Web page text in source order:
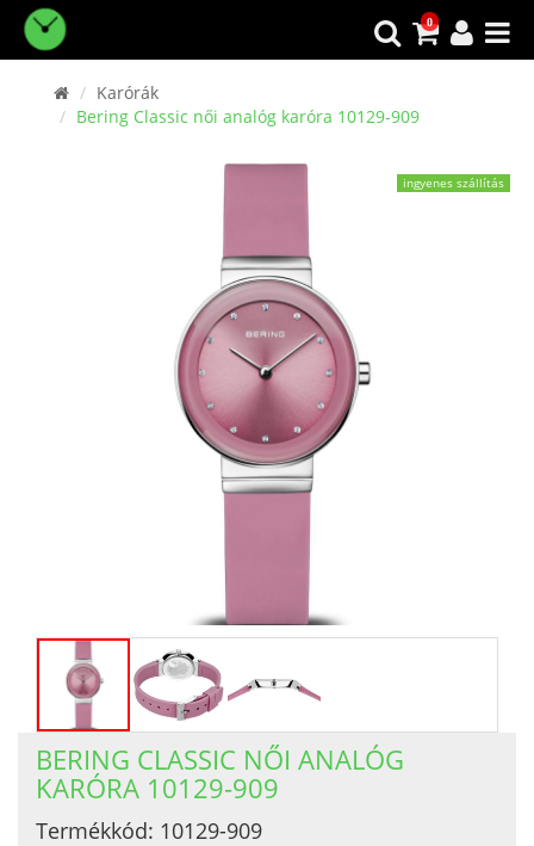
0
Karórák
Bering Classic női analóg karóra 10129-909
ingyenes szállítás
BERING CLASSIC NŐI ANALÓG
KARÓRA 10129-909
Termékkód: 10129-909